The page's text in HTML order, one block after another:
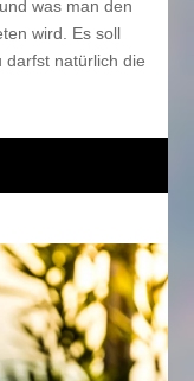
was man den
wird. Es soll
darfst natürlich die